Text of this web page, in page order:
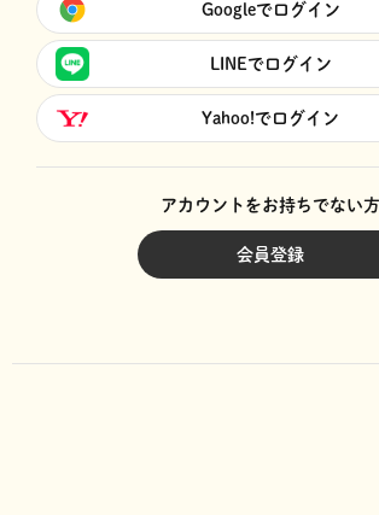
Googleでログイン
LINEでログイン
Yahoo!でログイン
アカウントをお持ちでない方
会員登録